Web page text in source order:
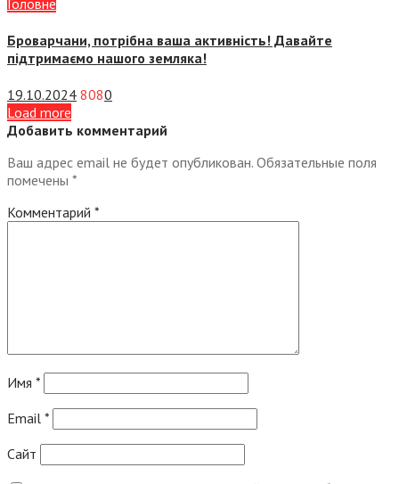
Броварчани, потрібна ваша активність! Давайте
підтримаємо нашого земляка!
19.10.2024 8080
Load more
Добавить комментарий
Ваш адрес email не будет опубликован. Обязательные поля
помечены *
Комментарий *
Имя *
Email *
Сайт